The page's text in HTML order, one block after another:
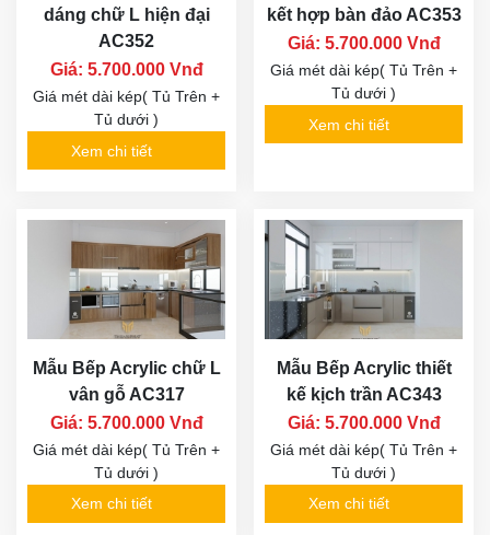
Mẫu Bếp Nhựa Acrylic
Đỏ Đun Kết Hợp Trắng
Giá: 5.900.000 Vnđ
Giá mét dài kép( Tủ Trên +
Tủ dưới )
Xem chi tiết
Mẫu bếp nhựa Picomat
Giá: 5.900.000 Vnđ
Giá mét dài kép( Tủ Trên +
Tủ dưới )
Xem chi tiết
Mẫu Bếp Acrylic kiểu
Mẫu Bếp Acrylic chữ L